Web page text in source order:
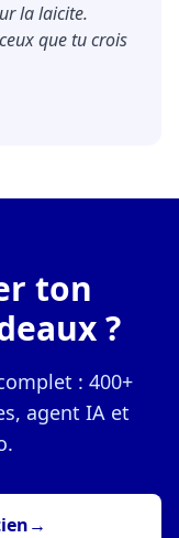
la laicite.
que tu crois
ton
?
: 400+
agent IA et
→